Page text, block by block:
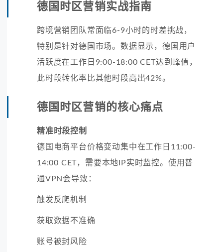
德国时区营销实战指南
跨境营销团队常面临6-9小时的时差挑战，
特别是针对德国市场。数据显示，德国用户
活跃度在工作日9:00-18:00 CET达到峰值，
此时段转化率比其他时段高出42%。
德国时区营销的核心痛点
精准时段控制
德国电商平台价格变动集中在工作日11:00-
14:00 CET，需要本地IP实时监控。使用普
通VPN会导致：
触发反爬机制
获取数据不准确
账号被封风险